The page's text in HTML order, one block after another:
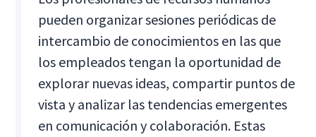
pueden organizar sesiones periódicas de
intercambio de conocimientos en las que
los empleados tengan la oportunidad de
explorar nuevas ideas, compartir puntos de
vista y analizar las tendencias emergentes
en comunicación y colaboración. Estas